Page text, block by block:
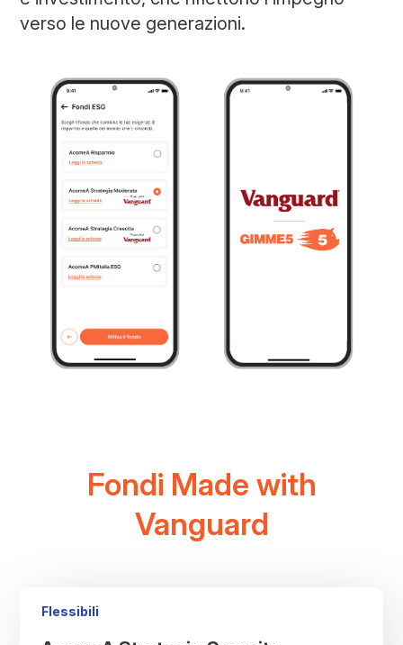
verso le nuove generazioni.
Fondi Made with
Vanguard
Tipologia
Flessibili